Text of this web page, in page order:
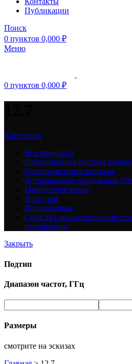
Публикации
Поиск
0 пунктов 0,000 ₽
Меню
0 пунктов 0,000 ₽
Категории
Все продукты
Операционная система
Поверхностного монтажа
Встраиваемые полосковые
Микрополосковые
Нагрузки
Волноводные
Средства вычислительной
исполнении
Закрыть
Подтип
Диапазон частот, ГГц
Размеры
смотрите на эскизах